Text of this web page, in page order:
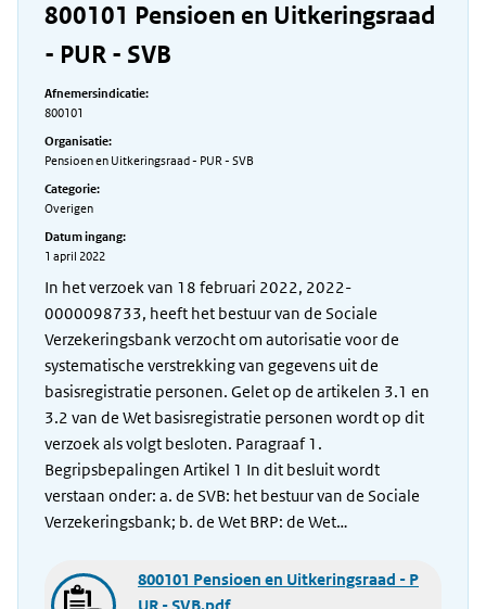
800101 Pensioen en Uitkeringsraad
- PUR - SVB
Afnemersindicatie:
800101
Organisatie:
Pensioen en Uitkeringsraad - PUR - SVB
Categorie:
Overigen
Datum ingang:
1 april 2022
In het verzoek van 18 februari 2022, 2022-
0000098733, heeft het bestuur van de Sociale
Verzekeringsbank verzocht om autorisatie voor de
systematische verstrekking van gegevens uit de
basisregistratie personen. Gelet op de artikelen 3.1 en
3.2 van de Wet basisregistratie personen wordt op dit
verzoek als volgt besloten. Paragraaf 1.
Begripsbepalingen Artikel 1 In dit besluit wordt
verstaan onder: a. de SVB: het bestuur van de Sociale
Verzekeringsbank; b. de Wet BRP: de Wet…
800101 Pensioen en Uitkeringsraad - P